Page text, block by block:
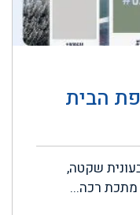
הבית
שקטה,
מתכת רכה...